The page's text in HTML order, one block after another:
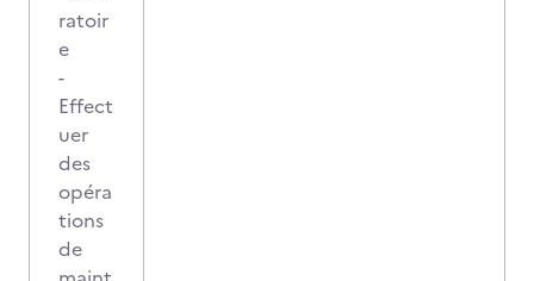
ratoir
e
-
Effect
uer
des
opéra
tions
de